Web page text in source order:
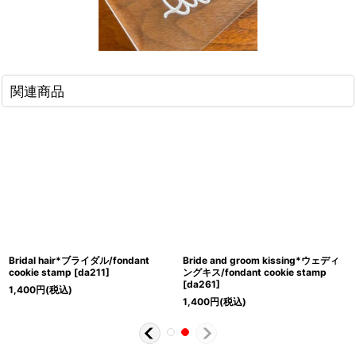
関連商品
Bridal hair*ブライダル/fondant
cookie stamp [da211]
1,400円(税込)
Bride and groom kissing*ウェディ
ングキス/fondant cookie stamp
[da261]
1,400円(税込)